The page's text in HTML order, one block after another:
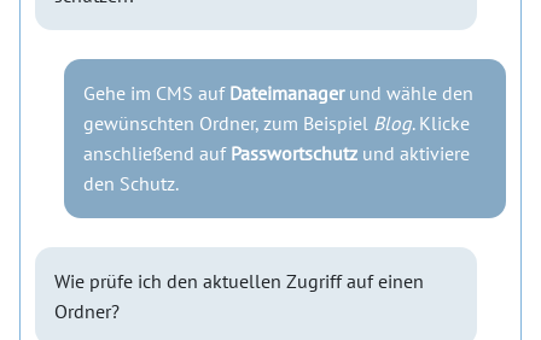
Gehe im CMS auf Dateimanagerund wähle den
gewünschten Ordner, zum Beispiel Blog. Klicke
anschließend auf Passwortschutz und aktiviere
den Schutz.
Wie prüfe ich den aktuellen Zugriff auf einen
Ordner?